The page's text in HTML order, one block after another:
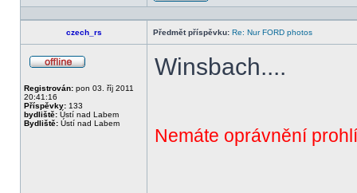
Profil
czech_rs Předmět příspěvku: Re: Nur FORD photos
Registrován: pon 03. říj 2011
20:41:16
Příspěvky: 133
bydliště: Ústí nad Labem
Bydliště: Ústí nad Labem
Winsbach....
Nemáte oprávnění